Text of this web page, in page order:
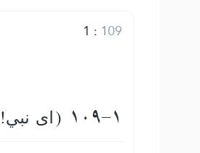
1 : 109
109-1 (اى نبي!) ته (دوى ته) ووایه: اى كافرانو!